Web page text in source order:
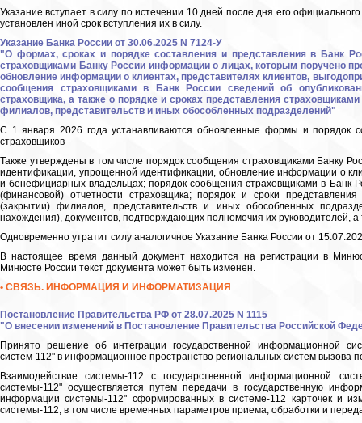
Указание вступает в силу по истечении 10 дней после дня его
установлен иной срок вступления их в силу.
Указание Банка России от 30.06.2025 N 7124-У
"О формах, сроках и порядке составления и представления в Банк
страховщиками Банку России информации о лицах, которым поручено
обновление информации о клиентах, представителях клиентов,
сообщения страховщиками в Банк России сведений об
страховщика, а также о порядке и сроках представления
филиалов, представительств и иных обособленных подразделений"
С 1 января 2026 года устанавливаются обновленные формы и порядок
страховщиков
Также утверждены в том числе порядок сообщения страховщиками Банку
идентификации, упрощенной идентификации, обновление информации о
и бенефициарных владельцах; порядок сообщения страховщиками в Банк
(финансовой) отчетности страховщика; порядок и сроки
(закрытии) филиалов, представительств и иных обособленных
нахождения), документов, подтверждающих полномочия их руководителей,
Одновременно утратит силу аналогичное Указание Банка России от
В настоящее время данный документ находится на регистрации в
Минюсте России текст документа может быть изменен.
• СВЯЗЬ. ИНФОРМАЦИЯ И ИНФОРМАТИЗАЦИЯ
Постановление Правительства РФ от 28.07.2025 N 1115
"О внесении изменений в Постановление Правительства Российской
Принято решение об интеграции государственной информационной
систем-112" в информационное пространство региональных систем вызова
Взаимодействие системы-112 с государственной информационной
системы-112" осуществляется путем передачи в государственную
информации системы-112" сформированных в системе-112 карточек и
системы-112, в том числе временных параметров приема, обработки и